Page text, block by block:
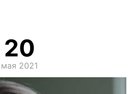
20
мая 2021